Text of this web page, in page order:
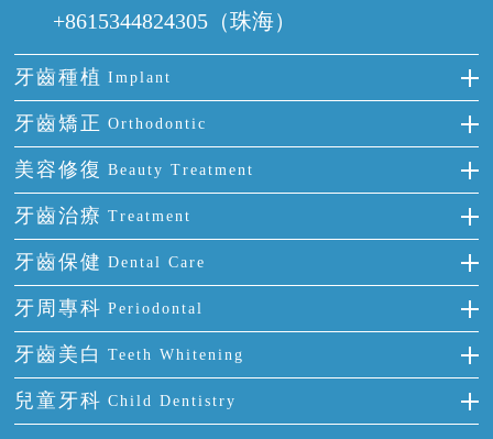
+8615344824305（珠海）
牙齒種植 Implant
種牙
單顆牙缺失
門牙缺失
多顆牙缺失
半口缺失
全口缺失
牙齒矯正 Orthodontic
隱形箍牙
前牙反頜
牙齒擁擠
牙齒前突
牙齒稀疏
美容修復 Beauty Treatment
全瓷牙
烤瓷牙
氟斑牙
四環素牙
活動假牙
牙貼面
牙齒治療 Treatment
補牙
智齒
根管治療
拔牙
牙痛
牙齒保健 Dental Care
正確刷牙
全國愛牙日
預防牙病
牙科通識
牙周專科 Periodontal
牙周炎
牙齦出血
牙齦炎
牙齒美白 Teeth Whitening
冷光美白
兒童牙科 Child Dentistry